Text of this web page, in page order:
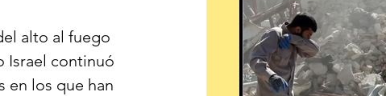
alto al fuego
Israel continuó
en los que han